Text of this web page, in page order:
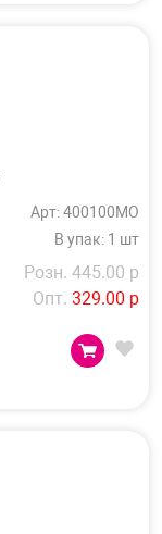
Арт: 400100MO
В упак: 1 шт
Розн. 445.00 р
Опт. 329.00 р